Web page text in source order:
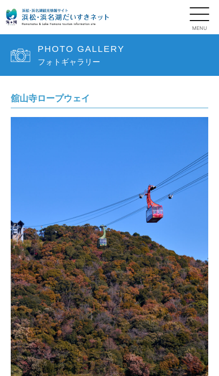
PHOTO GALLERY
フォトギャラリー
舘山寺ロープウェイ